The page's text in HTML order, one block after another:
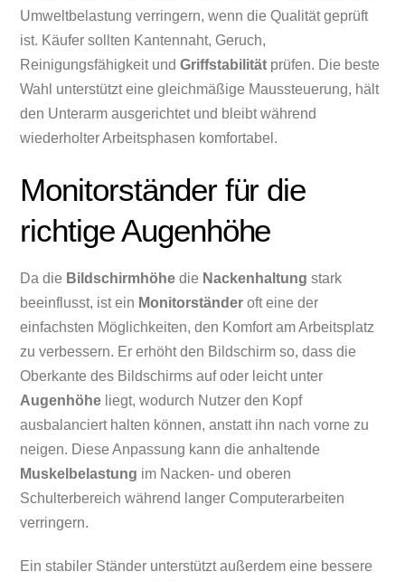
Umweltbelastung verringern, wenn die Qualität geprüft
ist. Käufer sollten Kantennaht, Geruch,
Reinigungsfähigkeit undGriffstabilität prüfen. Die beste
Wahl unterstützt eine gleichmäßige Maussteuerung, hält
den Unterarm ausgerichtet und bleibt während
wiederholter Arbeitsphasen komfortabel.
Monitorständer für die
richtige Augenhöhe
Da die Bildschirmhöhe die Nackenhaltung stark
beeinflusst, ist ein Monitorständer oft eine der
einfachsten Möglichkeiten, den Komfort am Arbeitsplatz
zu verbessern. Er erhöht den Bildschirm so, dass die
Oberkante des Bildschirms auf oder leicht unter
Augenhöhe liegt, wodurch Nutzer den Kopf
ausbalanciert halten können, anstatt ihn nach vorne zu
neigen. Diese Anpassung kann die anhaltende
Muskelbelastung im Nacken- und oberen
Schulterbereich während langer Computerarbeiten
verringern.
Ein stabiler Ständer unterstützt außerdem eine bessere